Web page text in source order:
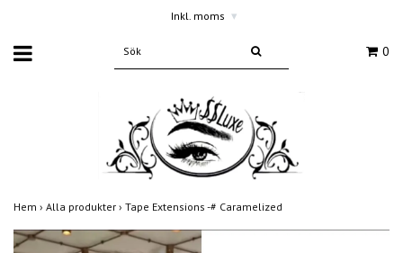
Inkl. moms ▾
0
Hem › Alla produkter › Tape Extensions -# Caramelized